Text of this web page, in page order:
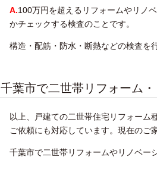
A.100万円を超えるリフォームやリノ
かチェックする検査のことです。
構造・配筋・防水・断熱などの検査を
千葉市で二世帯リフォーム
以上、戸建ての二世帯住宅リフォーム
ご依頼にも対応しています。現在のご
千葉市で二世帯リフォームやリノベー